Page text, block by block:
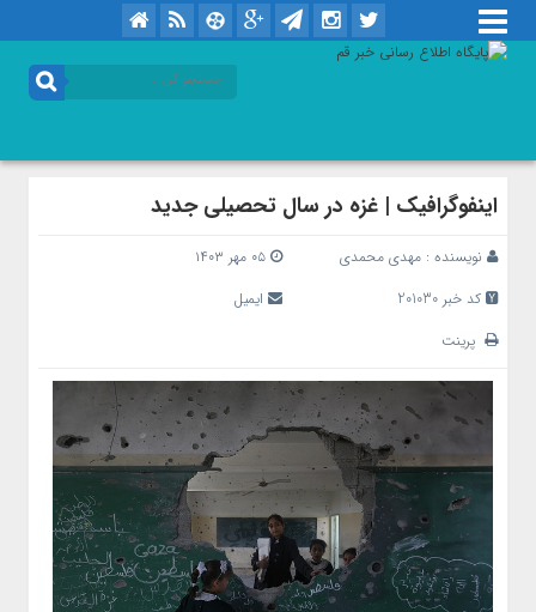
اینفوگرافیک | غزه در سال تحصیلی جدید
نویسنده : مهدی محمدی
۰۵ مهر ۱۴۰۳
کد خبر 201030
ایمیل
پرینت